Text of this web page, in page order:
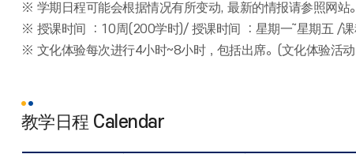
※ 学期日程可能会根据情况有所变动, 最新的情报请参照网站。
※ 授课时间 ：10周(200学时)/ 授课时间 ：星期一～星期五 /
※ 文化体验每次进行4小时~8小时，包括出席。(文化体验活
教学日程 Calendar